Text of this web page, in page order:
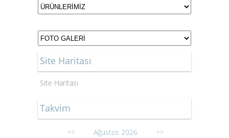
Site Haritası
Site Haritası
Takvim
<< Ağustos 2026 >>